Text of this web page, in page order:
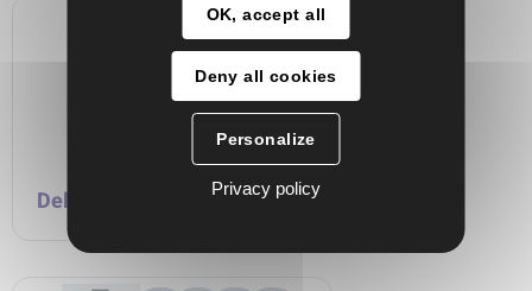
DeltaBasic
OK, accept all
Deny all cookies
Personalize
Privacy policy